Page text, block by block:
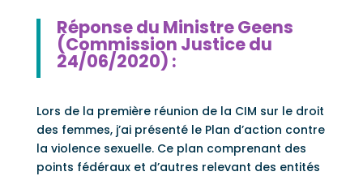
Réponse du Ministre Geens
(Commission Justice du
24/06/2020) :
Lors de la première réunion de la CIM sur le droit
des femmes, j’ai présenté le Plan d’action contre
la violence sexuelle. Ce plan comprenant des
points fédéraux et d’autres relevant des entités